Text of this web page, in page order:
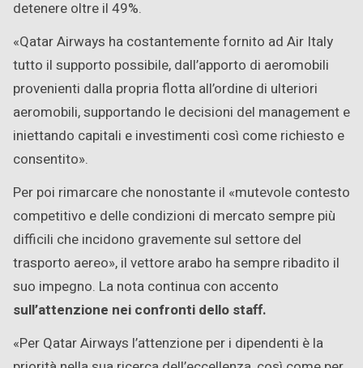
detenere oltre il 49%.
«Qatar Airways ha costantemente fornito ad Air Italy
tutto il supporto possibile, dall’apporto di aeromobili
provenienti dalla propria flotta all’ordine di ulteriori
aeromobili, supportando le decisioni del management e
iniettando capitali e investimenti così come richiesto e
consentito».
Per poi rimarcare che nonostante il «mutevole contesto
competitivo e delle condizioni di mercato sempre più
difficili che incidono gravemente sul settore del
trasporto aereo», il vettore arabo ha sempre ribadito il
suo impegno. La nota continua con accento
sull’attenzione nei confronti dello staff.
«Per Qatar Airways l’attenzione per i dipendenti è la